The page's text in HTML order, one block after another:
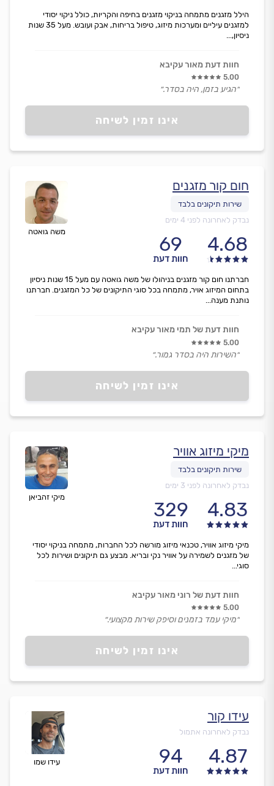
אינו זמין לשיחה
הילל מזגנים מתמחה בניקוי מזגנים בחיפה והקריות, כולל ניקוי יסודי
למזגנים עיליים ומערכות מיזוג, טיפול בריחות, אבק ועובש. מעל 35 שנות
ניסיון,...
חוות דעת מאור עקיבא
5.00
״הגיע בזמן, היה בסדר.״
משה גואטה
חום קור מזגנים
נבדק לאחרונה לפני 4 ימים
4.68
69
חוות דעת
אינו זמין לשיחה
חברתנו חום קור מזגנים בניהולו של משה גואטה עם מעל 15 שנות ניסיון
בתחום המיזוג אויר, מתמחה בכל סוגי התיקונים של כל המזגנים. חברתנו
נותנת מענה...
חוות דעת של תמי מאור עקיבא
5.00
״השירות היה בסדר גמור.״
מיקי זהביאן
מיקי מיזוג אוויר
נבדק לאחרונה לפני 3 ימים
4.83
329
חוות דעת
אינו זמין לשיחה
מיקי מיזוג אוויר, טכנאי מיזוג מורשה לכל החברות, מתמחה בניקוי יסודי
של מזגנים לשמירה על אוויר נקי ובריא. מבצע גם תיקונים ושירות לכל
סוגי...
חוות דעת של רוני מאור עקיבא
5.00
״מיקי עמד בזמנים וסיפק שירות מקצועי.״
עידו שמו
עידו קור
נבדק לאחרונה אתמול
4.87
94
חוות דעת